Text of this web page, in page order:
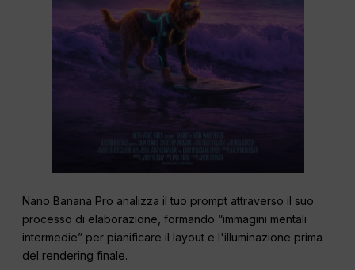
Nano Banana Pro analizza il tuo prompt attraverso il suo
processo di elaborazione, formando “immagini mentali
intermedie” per pianificare il layout e l'illuminazione prima
del rendering finale.